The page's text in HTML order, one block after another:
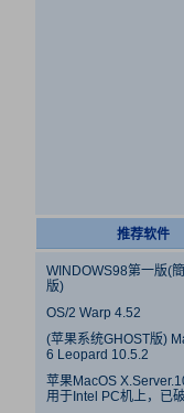
推荐软件
WINDOWS98第一版(
版)
OS/2 Warp 4.52
(苹果系统GHOST版)
6 Leopard 10.5.2
苹果MacOS
用于Intel PC机上，已